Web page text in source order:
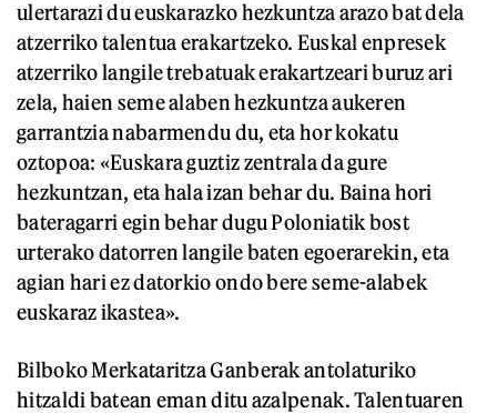
ulertarazi du euskarazko hezkuntza arazo bat dela
atzerriko talentua erakartzeko. Euskal enpresek
atzerriko langile trebatuak erakartzeari buruz ari
zela, haien seme alaben hezkuntza aukeren
garrantzia nabarmendu du, eta hor kokatu
oztopoa: «Euskara guztiz zentrala da gure
hezkuntzan, eta hala izan behar du. Baina hori
bateragarri egin behar dugu Poloniatik bost
urterako datorren langile baten egoerarekin, eta
agian hari ez datorkio ondo bere seme-alabek
euskaraz ikastea».
Bilboko Merkataritza Ganberak antolaturiko
hitzaldi batean eman ditu azalpenak. Talentuaren